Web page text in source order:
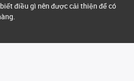
điều gì nên được cải thiện để có